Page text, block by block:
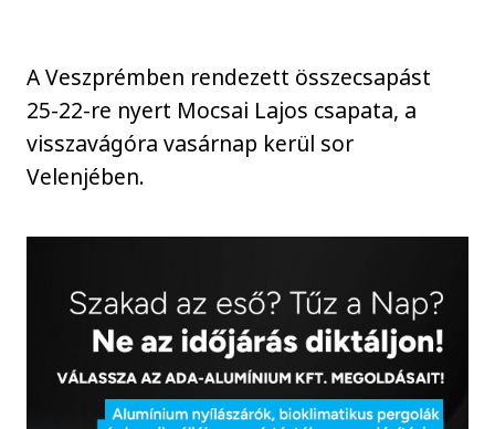
A Veszprémben rendezett összecsapást
25-22-re nyert Mocsai Lajos csapata, a
visszavágóra vasárnap kerül sor
Velenjében.